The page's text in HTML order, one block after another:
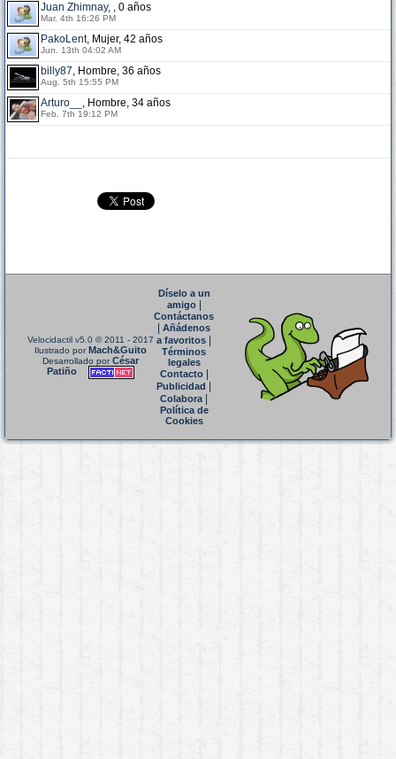
Juan Zhimnay, , 0 años
Mar. 4th 16:26 PM
PakoLent, Mujer, 42 años
Jun. 13th 04:02 AM
billy87, Hombre, 36 años
Aug. 5th 15:55 PM
Arturo__ , Hombre, 34 años
Feb. 7th 19:12 PM
Velocidactil v5.0 © 2011 - 2017
Ilustrado porMach&Guito
Desarrollado porCésar
Patiño
Díselo a un
amigo|
Contáctanos
Añádenos
a favoritos
Términos
legales
Contacto|
Publicidad
Colabora|
Política de
Cookies